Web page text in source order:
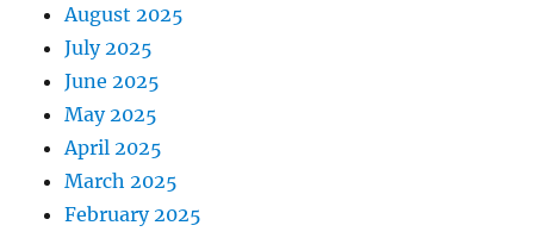
August 2025
July 2025
June 2025
May 2025
April 2025
March 2025
February 2025